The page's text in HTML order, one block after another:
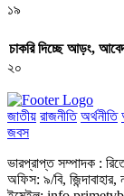
১৯
চাকরি দিচ্ছে আড়ং,
২০
জাতীয় রাজনীতি অর্থনীতি
জবস
ভারপ্রাপ্ত সম্পাদক :
অফিস: ৯/বি,